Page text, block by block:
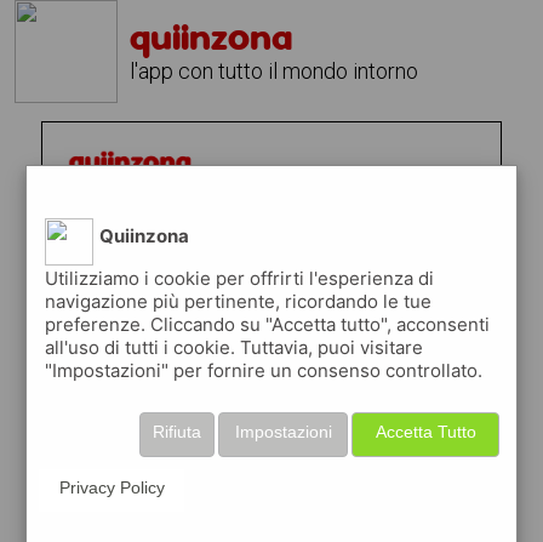
quiinzona
l'app con tutto il mondo intorno
Quiinzona
Utilizziamo i cookie per offrirti l'esperienza di
navigazione più pertinente, ricordando le tue
preferenze. Cliccando su "Accetta tutto", acconsenti
all'uso di tutti i cookie. Tuttavia, puoi visitare
"Impostazioni" per fornire un consenso controllato.
Accetta Tutto
Impostazioni
Rifiuta
Privacy Policy